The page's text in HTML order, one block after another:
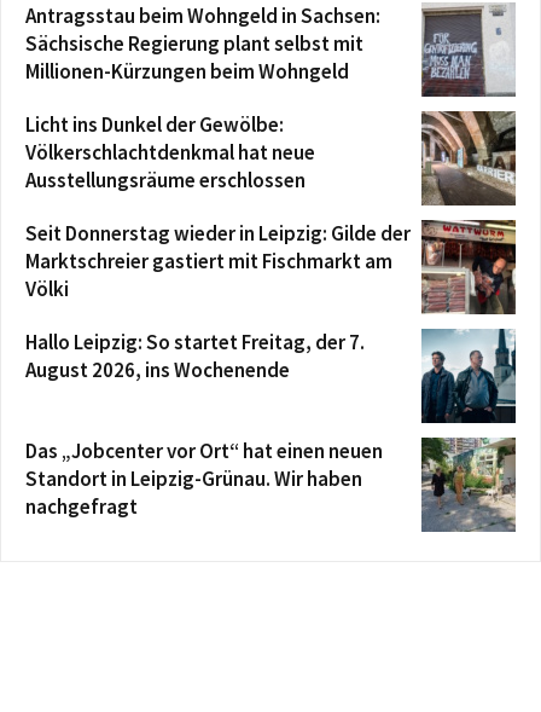
Antragsstau beim Wohngeld in Sachsen:
Sächsische Regierung plant selbst mit
Millionen-Kürzungen beim Wohngeld
Licht ins Dunkel der Gewölbe:
Völkerschlachtdenkmal hat neue
Ausstellungsräume erschlossen
Seit Donnerstag wieder in Leipzig: Gilde der
Marktschreier gastiert mit Fischmarkt am
Völki
Hallo Leipzig: So startet Freitag, der 7.
August 2026, ins Wochenende
Das „Jobcenter vor Ort“ hat einen neuen
Standort in Leipzig-Grünau. Wir haben
nachgefragt